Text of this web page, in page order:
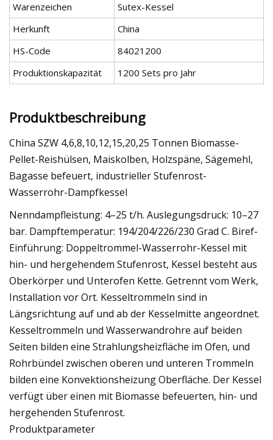
Warenzeichen
Sutex-Kessel
Herkunft
China
HS-Code
84021200
Produktionskapazität
1200 Sets pro Jahr
Produktbeschreibung
China SZW 4,6,8,10,12,15,20,25 Tonnen Biomasse-
Pellet-Reishülsen, Maiskolben, Holzspäne, Sägemehl,
Bagasse befeuert, industrieller Stufenrost-
Wasserrohr-Dampfkessel
Nenndampfleistung: 4–25 t/h. Auslegungsdruck: 10–27
bar. Dampftemperatur: 194/204/226/230 Grad C. Biref-
Einführung: Doppeltrommel-Wasserrohr-Kessel mit
hin- und hergehendem Stufenrost, Kessel besteht aus
Oberkörper und Unterofen Kette. Getrennt vom Werk,
Installation vor Ort. Kesseltrommeln sind in
Längsrichtung auf und ab der Kesselmitte angeordnet.
Kesseltrommeln und Wasserwandrohre auf beiden
Seiten bilden eine Strahlungsheizfläche im Ofen, und
Rohrbündel zwischen oberen und unteren Trommeln
bilden eine Konvektionsheizung Oberfläche. Der Kessel
verfügt über einen mit Biomasse befeuerten, hin- und
hergehenden Stufenrost.
Produktparameter